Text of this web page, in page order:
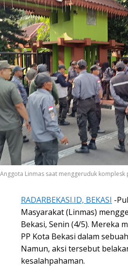
Anggota Linmas saat menggeruduk
RADARBEKASI.ID, BEKASI -
Masyarakat (Linmas)
Bekasi, Senin (4/5). Mereka
PP Kota Bekasi dalam
Namun, aksi tersebut
kesalahpahaman.